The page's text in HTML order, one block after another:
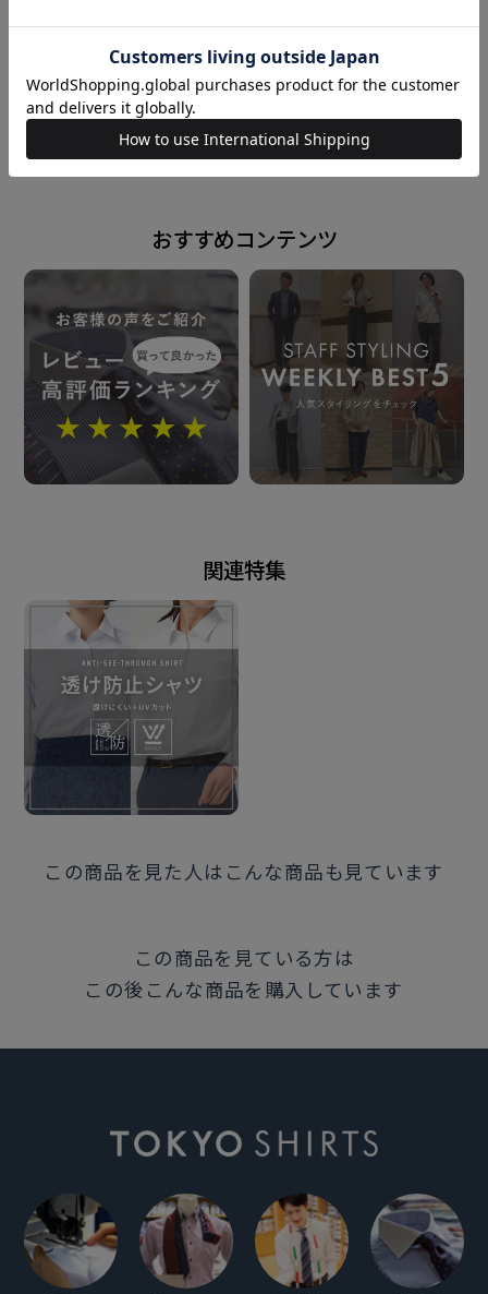
台衿内側・カフス裏側：別布仕様
原産国
※別布を含む濃色生地は色落ち・移染が 発生する場合
があるため、お洗濯時は 衣類の組合わせにご注意くだ
さい。
発売日
2026年4月7日
XS 161cm
powered by
おすすめコンテンツ
関連特集
この商品を見た人はこんな商品も見ています
この商品を見ている方は
この後こんな商品を購入しています